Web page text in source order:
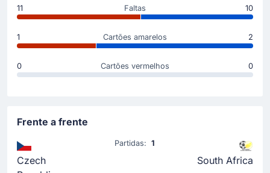
11 Faltas 10
1 Cartões amarelos 2
0 Cartões vermelhos 0
Frente a frente
Czech
Partidas:1
South Africa